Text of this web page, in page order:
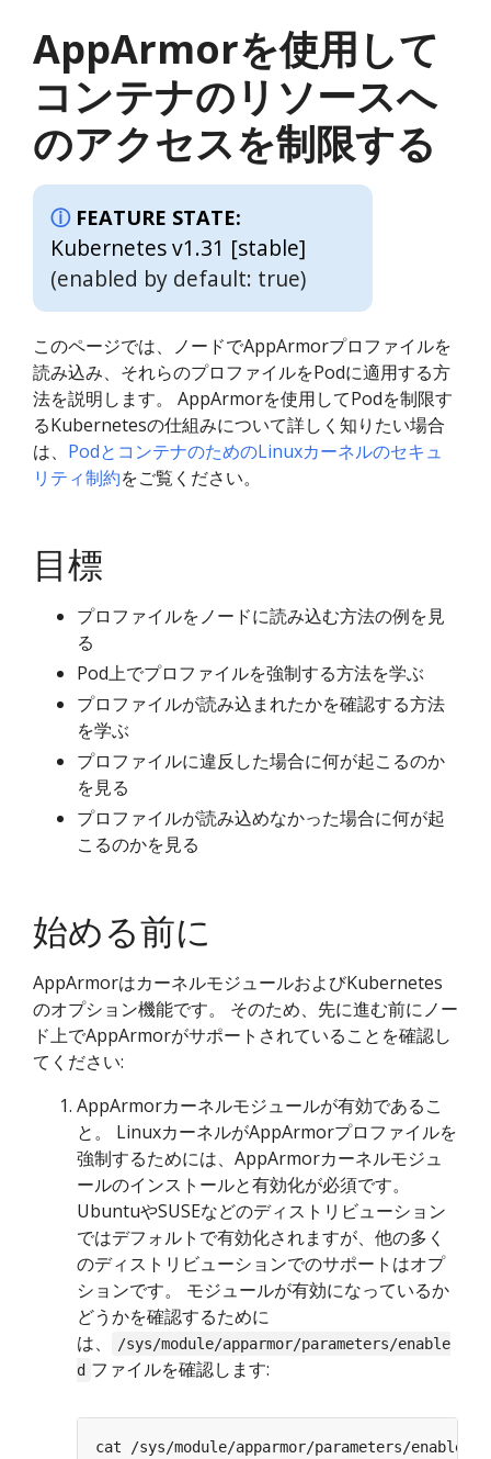
AppArmorを使用して
コンテナのリソースへ
のアクセスを制限する
FEATURE STATE:
Kubernetes v1.31 [stable]
(enabled by default: true)
このページでは、ノードでAppArmorプロファイルを
読み込み、それらのプロファイルをPodに適用する方
法を説明します。 AppArmorを使用してPodを制限す
るKubernetesの仕組みについて詳しく知りたい場合
は、 PodとコンテナのためのLinuxカーネルのセキュ
リティ制約をご覧ください。
目標
プロファイルをノードに読み込む方法の例を見
る
Pod上でプロファイルを強制する方法を学ぶ
プロファイルが読み込まれたかを確認する方法
を学ぶ
プロファイルに違反した場合に何が起こるのか
を見る
プロファイルが読み込めなかった場合に何が起
こるのかを見る
始める前に
AppArmorはカーネルモジュールおよびKubernetes
のオプション機能です。 そのため、先に進む前にノー
ド上でAppArmorがサポートされていることを確認し
てください:
AppArmorカーネルモジュールが有効であるこ
と。 LinuxカーネルがAppArmorプロファイルを
強制するためには、AppArmorカーネルモジュ
ールのインストールと有効化が必須です。
UbuntuやSUSEなどのディストリビューション
ではデフォルトで有効化されますが、他の多く
のディストリビューションでのサポートはオプ
ションです。 モジュールが有効になっているか
どうかを確認するために
は、
/sys/module/apparmor/parameters/enable
d ファイルを確認します: